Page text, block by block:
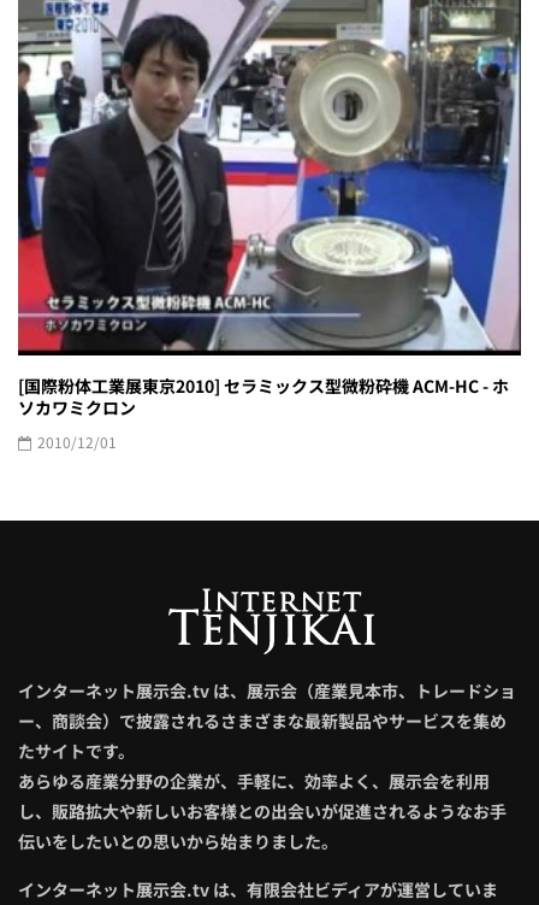
[国際粉体工業展東京2010] セラミックス型微粉砕機 ACM-HC - ホ
ソカワミクロン
2010/12/01
インターネット展示会.tv は、展示会（産業見本市、トレードショ
ー、商談会）で披露されるさまざまな最新製品やサービスを集め
たサイトです。
あらゆる産業分野の企業が、手軽に、効率よく、展示会を利用
し、販路拡大や新しいお客様との出会いが促進されるようなお手
伝いをしたいとの思いから始まりました。
インターネット展示会.tv は、有限会社ビディアが運営していま